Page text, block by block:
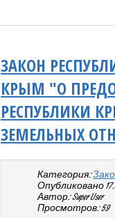
ЗАКОН
КРЫМ "О
РЕСПУБЛИКИ
ЗЕМЕЛЬНЫХ
Категория:
Опубликовано
Автор: Super User
Просмотров: 59